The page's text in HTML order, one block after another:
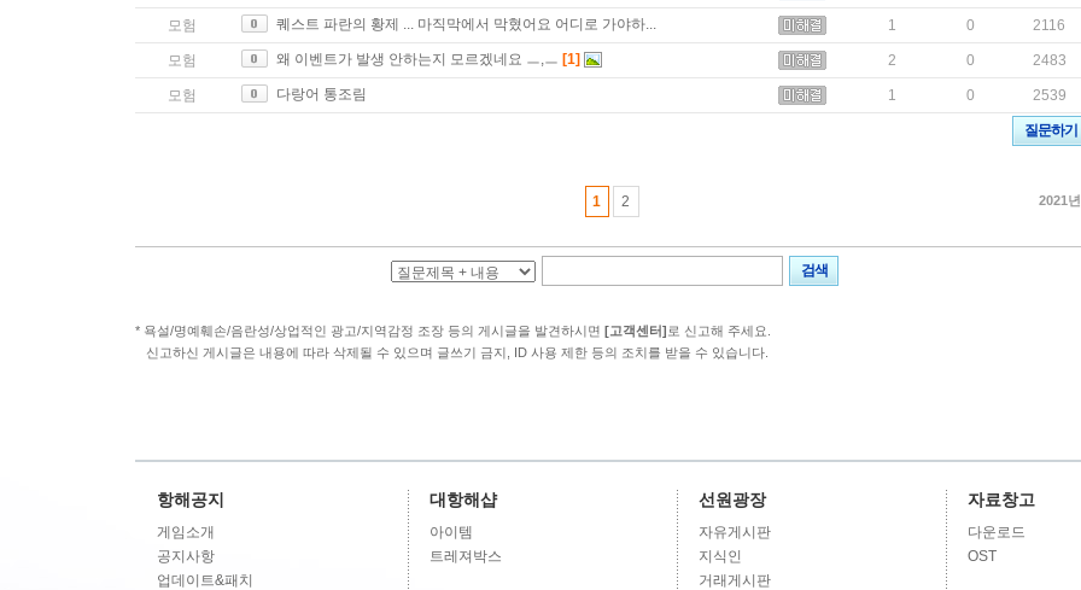
모험 퀘스트 파란의 황제 ... 마직막에서 막혔어요 어디로 가야하... 1 0 2116
모험 왜 이벤트가 발생 안하는지 모르겠네요 ㅡ,ㅡ [1] 2 0 2483
모험 다랑어 통조림 1 0 2539
질문하기
1 2 2021년
검색
* 욕설/명예훼손/음란성/상업적인 광고/지역감정 조장 등의 게시글을 발견하시면 [고객센터] 로 신고해 주세요.
신고하신 게시글은 내용에 따라 삭제될 수 있으며 글쓰기 금지, ID 사용 제한 등의 조치를 받을 수 있습니다.
항해공지
게임소개
공지사항
업데이트&패치
대항해샵
아이템
트레져박스
선원광장
자유게시판
지식인
거래게시판
자료창고
다운로드
OST